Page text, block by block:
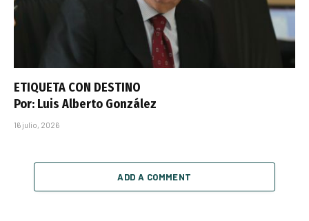
ETIQUETA CON DESTINO
Por: Luis Alberto González
16 julio, 2026
ADD A COMMENT